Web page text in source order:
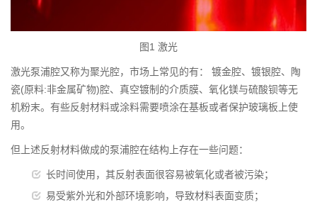
图1 激光
激光泵浦腔又称为聚光腔，市场上常见的有： 镀金腔、镀银腔、陶
瓷(原料:非金属矿物)腔、真空镀制的介质膜、氧化镁与硫酸钡等无
机粉末。有些反射材料或涂料需要喷涂在基板或者保护玻璃板上使
用。
但上述反射材料做成的泵浦腔在结构上存在一些问题：
长时间使用，其反射表面很容易被氧化或者被污染；
易受紫外光和外部环境影响，导致材料表面变质；